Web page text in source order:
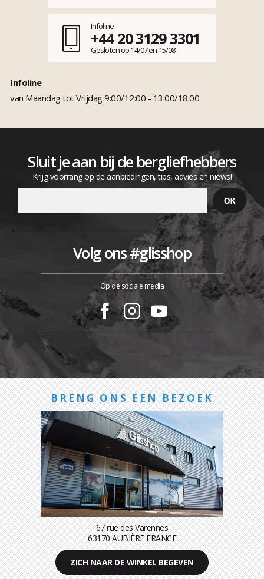
Infoline
+44 20 3129 3301
Gesloten op 14/07 en 15/08
Infoline
van Maandag tot Vrijdag 9:00/12:00 - 13:00/18:00
Sluit je aan bij de bergliefhebbers
Krijg voorrang op de aanbiedingen, tips, advies en niews!
Volg ons #glisshop
Op de sociale media
BRENG ONS EEN BEZOEK
67 rue des Varennes
63170 AUBIÈRE FRANCE
ZICH NAAR DE WINKEL BEGEVEN